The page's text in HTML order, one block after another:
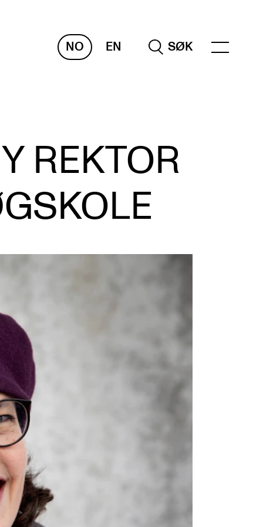
NO EN SØK
og vitnemål
og undervisning
av studieplaner og kurs
saker
av NMH
og komitéer
planer og rapporter
gjør hva i administrasjonen
REKTOR